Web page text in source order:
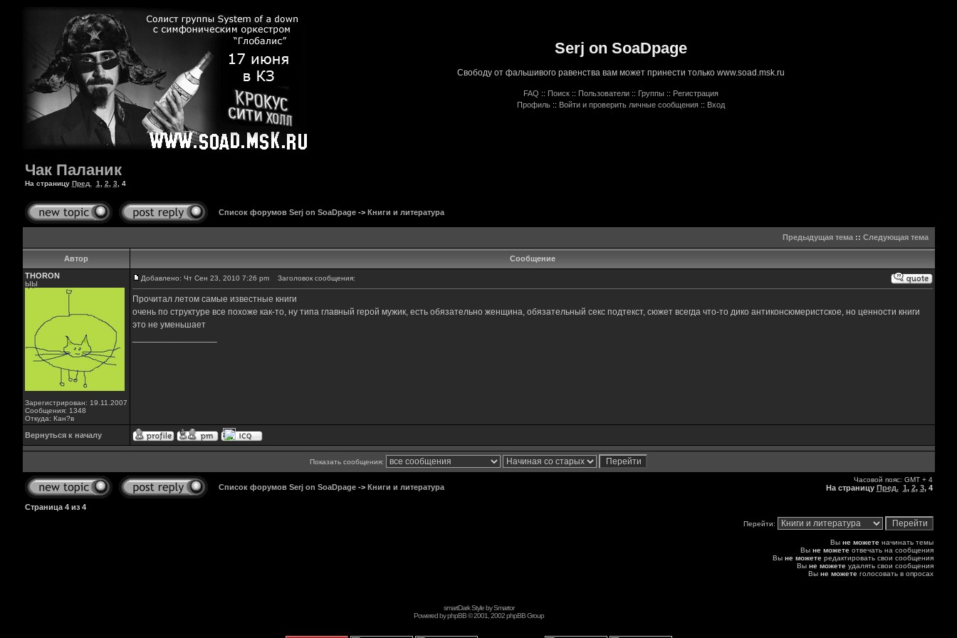
Serj on SoaDpage
Свободу от фальшивого равенства вам может принести только www.soad.msk.ru
FAQ :: Поиск :: Пользователи :: Группы :: Регистрация
Профиль :: Войти и проверить личные сообщения :: Вход
Чак Паланик
На страницу Пред. 1 2 3 4
Список форумов Serj on SoaDpage-> Книги и литература
Предыдущая тема:: Следующая тема
Автор
Сообщение
THORON
ЫЫ
Зарегистрирован: 19.11.2007
Сообщения: 1348
Откуда: Кан?в
Добавлено: Чт Сен 23, 2010 7:26 pm Заголовок сообщения:
Прочитал летом самые известные книги
очень по структуре все похоже как-то, ну типа главный герой мужик, есть обязательно женщина, обязательный секс подтекст, сюжет всегда что-то дико антиконсюмеристское, но ценности книги
это не уменьшает
Вернуться к началу
Показать сообщения:
Список форумов Serj on SoaDpage-> Книги и литература
Часовой пояс: GMT + 4
На страницу Пред. 1, 2, 3, 4
Страница 4из 4
Перейти:
Вы не можетеначинать темы
Вы не можетеотвечать на сообщения
Вы не можетередактировать свои сообщения
Вы не можетеудалять свои сообщения
Вы не можетеголосовать в опросах
smartDark Style bySmartor
Powered byphpBB© 2001, 2002 phpBB Group